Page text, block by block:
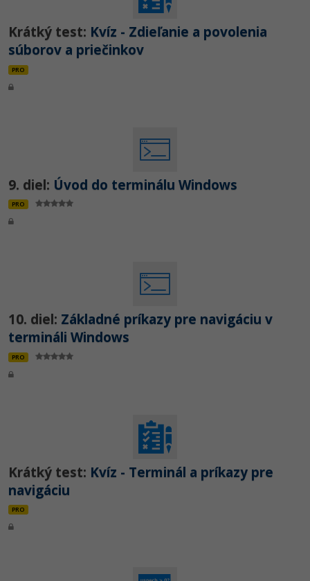
Krátký test: Kvíz - Zdieľanie a povolenia
súborov a priečinkov
PRO
9. diel: Úvod do terminálu Windows
PRO
10. diel: Základné príkazy pre navigáciu v
termináli Windows
PRO
Krátký test: Kvíz - Terminál a príkazy pre
navigáciu
PRO